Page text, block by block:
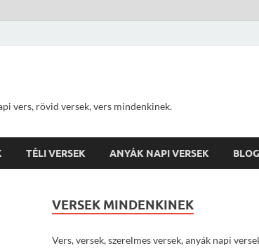
vers, rövid versek, vers mindenkinek.
TÉLI VERSEK ANYÁK NAPI VERSEK BLOG
VERSEK MINDENKINEK
Vers, versek, szerelmes versek, anyák napi